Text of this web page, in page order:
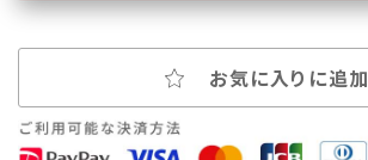
お気に入りに追加